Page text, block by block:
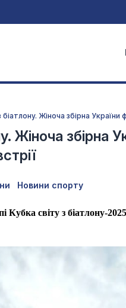
біатлону. Жіноча збірна
Жіноча збірна
Новини спорту
Кубка світу з біатлону-